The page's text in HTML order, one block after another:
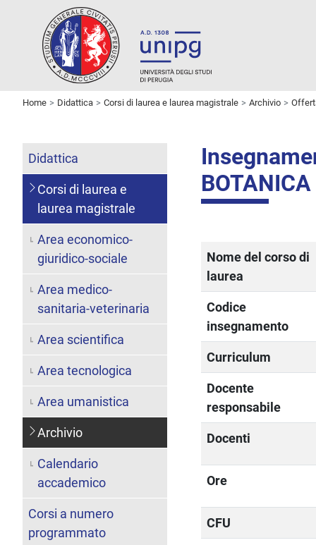
Home Didattica Corsi di laurea e laurea magistrale Archivio
Nome del corso di
laurea
Codice
insegnamento
Curriculum
Docente
responsabile
Docenti
Ore
CFU
Didattica
Corsi di laurea e
laurea magistrale
Area economico-
giuridico-sociale
Area medico-
sanitaria-veterinaria
Area scientifica
Area tecnologica
Area umanistica
Archivio
Calendario
accademico
Corsi a numero
programmato